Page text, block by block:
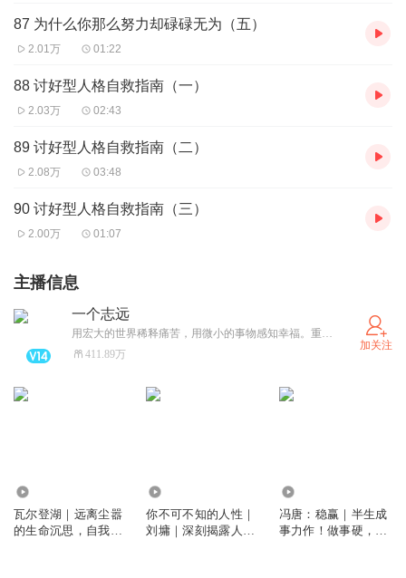
87 为什么你那么努力却碌碌无为（五）
2.01万 01:22
88 讨好型人格自救指南（一）
2.03万 02:43
89 讨好型人格自救指南（二）
2.08万 03:48
90 讨好型人格自救指南（三）
2.00万 01:07
主播信息
一个志远
用宏大的世界稀释痛苦，用微小的事物感知幸福。重磅新书刘墉《我不是教你诈》，《一行禅师:正念三部曲》，冯唐《稳赢》，欢迎订阅！每周一本书，和百万书友一起好好读书，好好生活。
411.89万
加关注
瓦尔登湖｜远离尘嚣
的生命沉思，自我修
你不可不知的人性｜
刘墉｜深刻揭露人性
冯唐：稳赢｜半生成
事力作！做事硬，做